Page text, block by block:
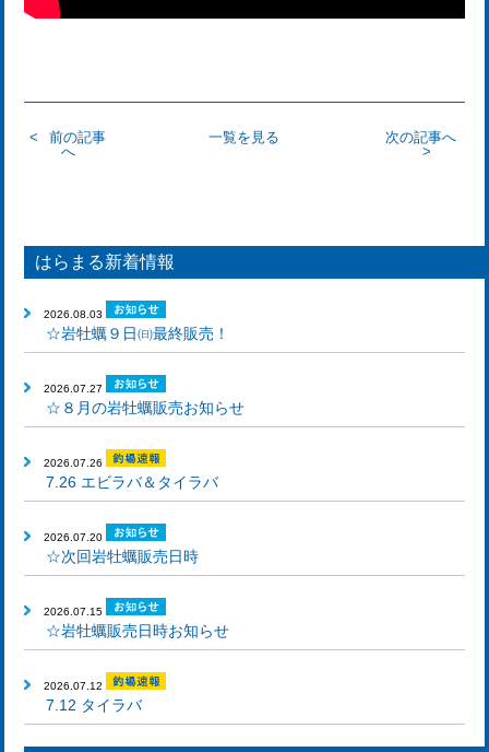
前の記事
へ
一覧を見る 次の記事へ
はらまる新着情報
2026.08.03
☆岩牡蠣９日㈰最終販売！
2026.07.27
☆８月の岩牡蠣販売お知らせ
2026.07.26
7.26 エビラバ＆タイラバ
2026.07.20
☆次回岩牡蠣販売日時
2026.07.15
☆岩牡蠣販売日時お知らせ
2026.07.12
7.12 タイラバ